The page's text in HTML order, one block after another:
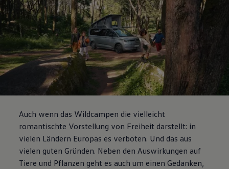
Auch wenn das Wildcampen die vielleicht
romantischte Vorstellung von Freiheit darstellt: in
vielen Ländern Europas es verboten. Und das aus
vielen guten Gründen. Neben den Auswirkungen auf
Tiere und Pflanzen geht es auch um einen Gedanken,